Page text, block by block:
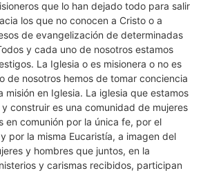
que lo han dejado todo para salir
los que no conocen a Cristo o a
de evangelización de determinadas
y cada uno de nosotros estamos
La Iglesia o es misionera o no es
de nosotros hemos de tomar conciencia
misión en Iglesia. La iglesia que estamos
construir es una comunidad de mujeres
en comunión por la única fe, por el
por la misma Eucaristía, a imagen del
y hombres que juntos, en la
y carismas recibidos, participan